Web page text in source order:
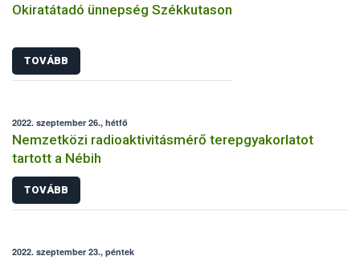
Okiratátadó ünnepség Székkutason
TOVÁBB
2022. szeptember 26., hétfő
Nemzetközi radioaktivitásmérő terepgyakorlatot
tartott a Nébih
TOVÁBB
2022. szeptember 23., péntek